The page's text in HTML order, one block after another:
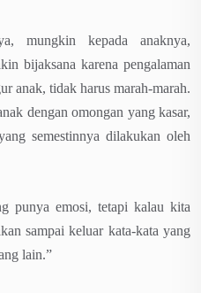
mungkin kepada anaknya,
bijaksana karena pengalaman
anak, tidak harus marah-marah.
dengan omongan yang kasar,
semestinnya dilakukan oleh
punya emosi, tetapi kalau kita
sampai keluar kata-kata yang
lain.”